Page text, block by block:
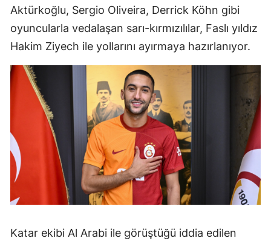
Elazığ
Erzincan
Erzurum
Eskişehir
Gaziantep
Giresun
Gümüşhane
Hakkari
Hatay
Isparta
Aktürkoğlu, Sergio Oliveira, Derrick Köhn gibi
oyuncularla vedalaşan sarı-kırmızılılar, Faslı yıldız
Hakim Ziyech ile yollarını ayırmaya hazırlanıyor.
Katar ekibi Al Arabi ile görüştüğü iddia edilen